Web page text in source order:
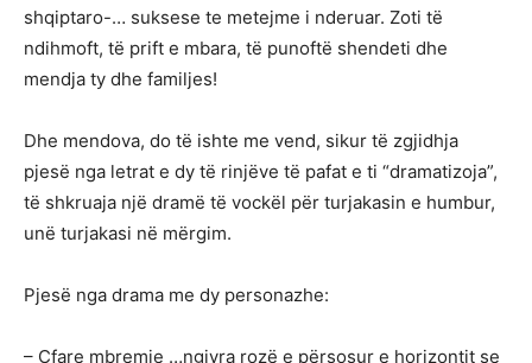
shqiptaro-… suksese te metejme i nderuar. Zoti të
ndihmoft, të prift e mbara, të punoftë shendeti dhe
mendja ty dhe familjes!
Dhe mendova, do të ishte me vend, sikur të zgjidhja
pjesë nga letrat e dy të rinjëve të pafat e ti “dramatizoja”,
të shkruaja një dramë të vockël për turjakasin e humbur,
unë turjakasi në mërgim.
Pjesë nga drama me dy personazhe:
– Çfare mbremje …ngjyra rozë e përsosur e horizontit se